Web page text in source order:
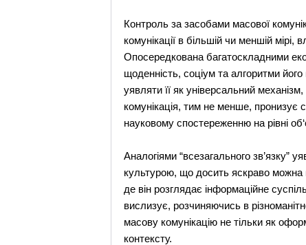
Контроль за засобами масової
комунікації в більшій чи меншій
Опосередкована багатоскладними
щоденність, соціум та алгоритми
уявляти її як універсальний
комунікація, тим не менше, пронизує
науковому спостереженню на рівні
Аналогіями “всезагального зв’язку”
культурою, що досить яскраво можна
де він розглядає інформаційне
вислизує, розчиняючись в
масову комунікацію не тільки як
контексту.